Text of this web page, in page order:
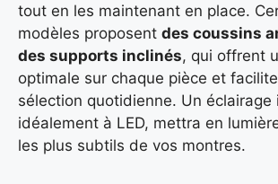
tout en les maintenant en place.
modèles proposent des coussins
des supports inclinés, qui offrent
optimale sur chaque pièce et
sélection quotidienne. Un éclairage
idéalement à LED, mettra en
les plus subtils de vos montres.